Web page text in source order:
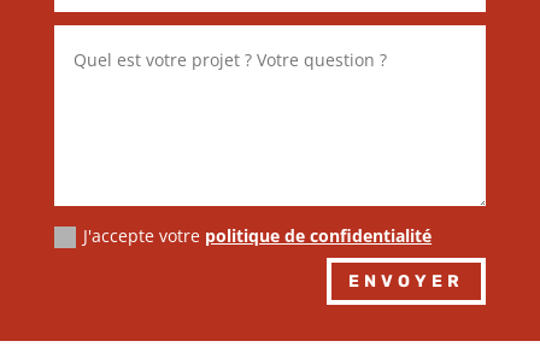
J'accepte votre politique de confidentialité
ENVOYER